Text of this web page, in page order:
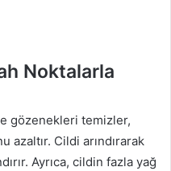
Noktalarla
gözenekleri temizler,
azaltır. Cildi arındırarak
Ayrıca, cildin fazla yağ